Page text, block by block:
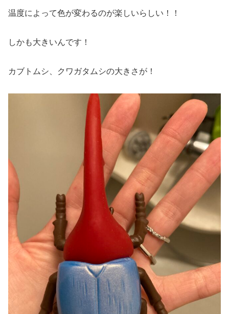
温度によって色が変わるのが楽しいらしい！！
しかも大きいんです！
カブトムシ、クワガタムシの大きさが！